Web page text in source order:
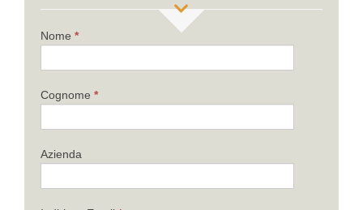
If
human,
this
field
Nome *
Cognome *
Azienda